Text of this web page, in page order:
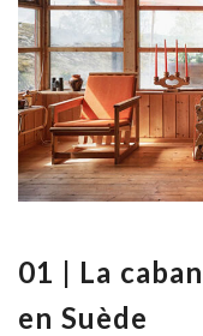
01 | La
en Suède